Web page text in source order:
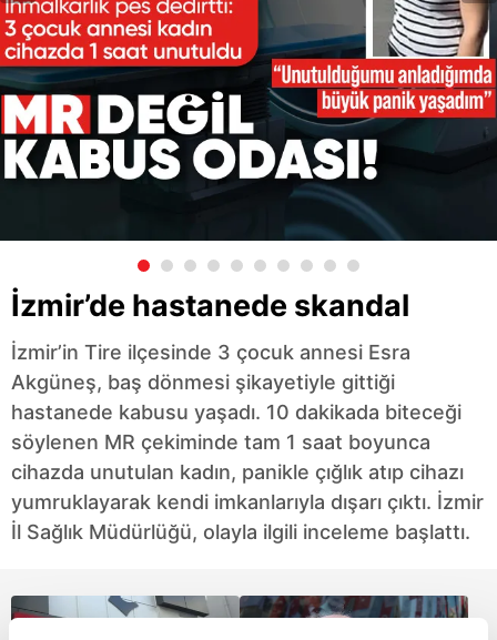
İzmir’de hastanede skandal
İzmir’in Tire ilçesinde 3 çocuk annesi Esra
Akgüneş, baş dönmesi şikayetiyle gittiği
hastanede kabusu yaşadı. 10 dakikada biteceği
söylenen MR çekiminde tam 1 saat boyunca
cihazda unutulan kadın, panikle çığlık atıp cihazı
yumruklayarak kendi imkanlarıyla dışarı çıktı. İzmir
İl Sağlık Müdürlüğü, olayla ilgili inceleme başlattı.